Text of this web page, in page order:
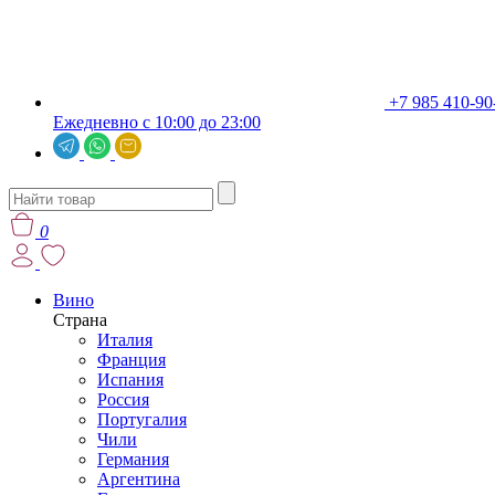
+7 985 410-
Ежедневно с 10:00 до 23:00
0
Вино
Страна
Италия
Франция
Испания
Россия
Португалия
Чили
Германия
Аргентина